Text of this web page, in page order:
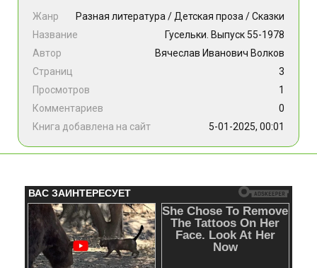
Жанр Разная литература / Детская проза /Сказки
Название
Гусельки. Выпуск 55-1978
Автор
Вячеслав Иванович Волков
Страниц
3
Просмотров
1
Комментариев
0
Книга добавлена на сайт
5-01-2025, 00:01